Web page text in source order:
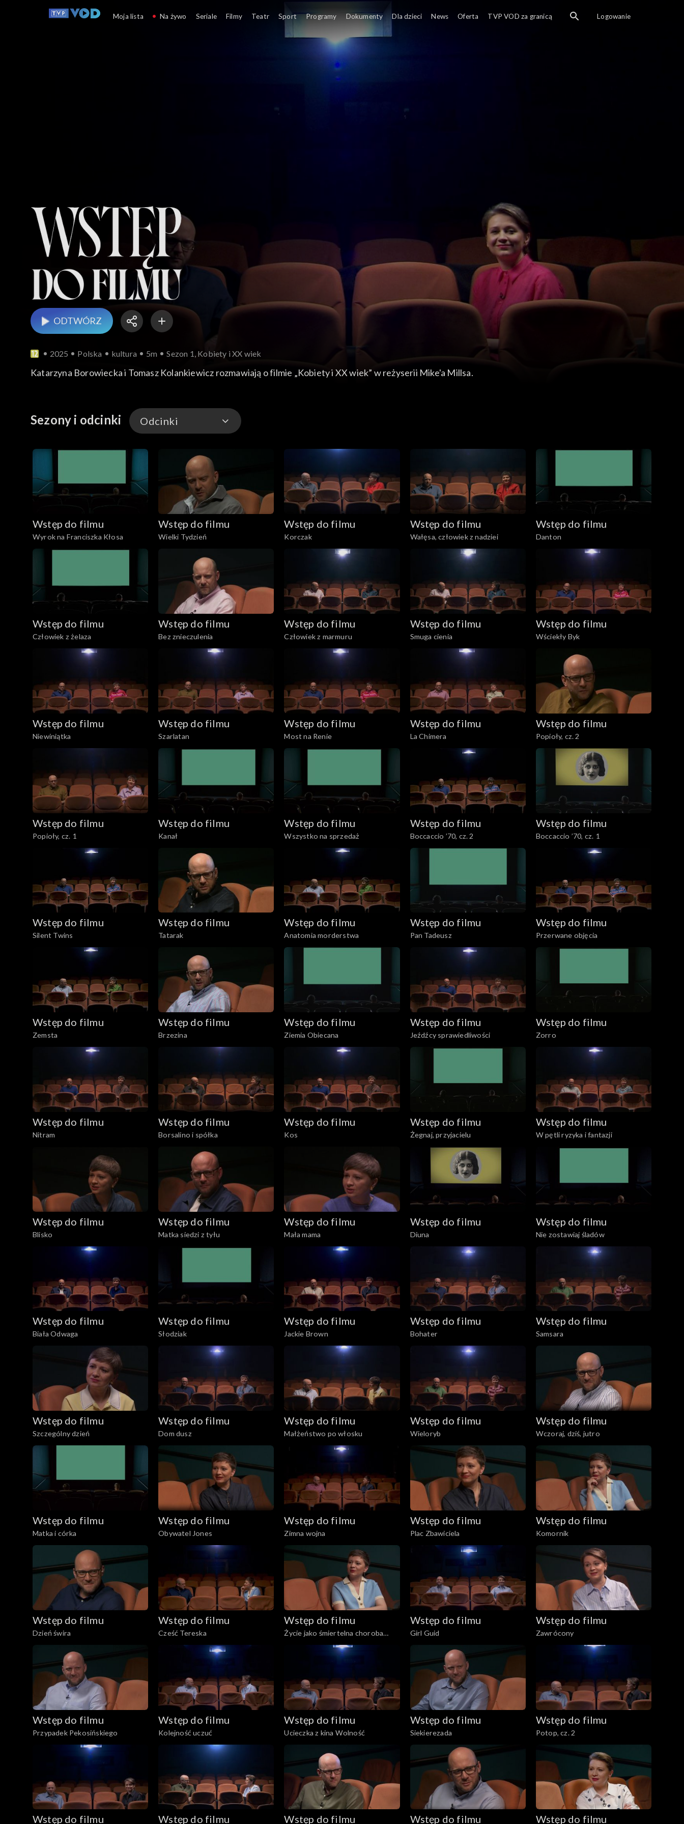
ODTWÓRZ
2025 Polska kultura 5m Sezon 1, Kobiety i XX wiek
Katarzyna Borowiecka i Tomasz Kolankiewicz rozmawiają o filmie „Kobiety i XX wiek” w reżyserii Mike'a Millsa.
Sezony i odcinki Odcinki
Odcinki
Wstęp do filmu
Wyrok na Franciszka Kłosa
Wstęp do filmu
Wielki Tydzień
Wstęp do filmu
Korczak
Wstęp do filmu
Wałęsa, człowiek z nadziei
Wstęp do filmu
Danton
Wstęp do filmu
Człowiek z żelaza
Wstęp do filmu
Bez znieczulenia
Wstęp do filmu
Człowiek z marmuru
Wstęp do filmu
Smuga cienia
Wstęp do filmu
Wściekły Byk
Wstęp do filmu
Niewiniątka
Wstęp do filmu
Szarlatan
Wstęp do filmu
Most na Renie
Wstęp do filmu
La Chimera
Wstęp do filmu
Popioły, cz. 2
Wstęp do filmu
Popioły, cz. 1
Wstęp do filmu
Kanał
Wstęp do filmu
Wszystko na sprzedaż
Wstęp do filmu
Boccaccio ’70, cz. 2
Wstęp do filmu
Boccaccio ’70, cz. 1
Wstęp do filmu
Silent Twins
Wstęp do filmu
Tatarak
Wstęp do filmu
Anatomia morderstwa
Wstęp do filmu
Pan Tadeusz
Wstęp do filmu
Przerwane objęcia
Wstęp do filmu
Zemsta
Wstęp do filmu
Brzezina
Wstęp do filmu
Ziemia Obiecana
Wstęp do filmu
Jeźdźcy sprawiedliwości
Wstęp do filmu
Zorro
Wstęp do filmu
Nitram
Wstęp do filmu
Borsalino i spółka
Wstęp do filmu
Kos
Wstęp do filmu
Żegnaj, przyjacielu
Wstęp do filmu
W pętli ryzyka i fantazji
Wstęp do filmu
Blisko
Wstęp do filmu
Matka siedzi z tyłu
Wstęp do filmu
Mała mama
Wstęp do filmu
Diuna
Wstęp do filmu
Nie zostawiaj śladów
Wstęp do filmu
Biała Odwaga
Wstęp do filmu
Słodziak
Wstęp do filmu
Jackie Brown
Wstęp do filmu
Bohater
Wstęp do filmu
Samsara
Wstęp do filmu
Szczególny dzień
Wstęp do filmu
Dom dusz
Wstęp do filmu
Małżeństwo po włosku
Wstęp do filmu
Wieloryb
Wstęp do filmu
Wczoraj, dziś, jutro
Wstęp do filmu
Matka i córka
Wstęp do filmu
Obywatel Jones
Wstęp do filmu
Zimna wojna
Wstęp do filmu
Plac Zbawiciela
Wstęp do filmu
Komornik
Wstęp do filmu
Dzień świra
Wstęp do filmu
Cześć Tereska
Wstęp do filmu
Życie jako śmiertelna choroba
przenoszona drogą płciową
Wstęp do filmu
Girl Guid
Wstęp do filmu
Zawrócony
Wstęp do filmu
Przypadek Pekosińskiego
Wstęp do filmu
Kolejność uczuć
Wstęp do filmu
Ucieczka z kina Wolność
Wstęp do filmu
Siekierezada
Wstęp do filmu
Potop, cz. 2
Wstęp do filmu Wstęp do filmu Wstęp do filmu Wstęp do filmu Wstęp do filmu
Moja lista Na żywo Seriale Filmy Teatr Sport Programy Dokumenty Dla dzieci News Oferta TVP VOD za granicą Logowanie